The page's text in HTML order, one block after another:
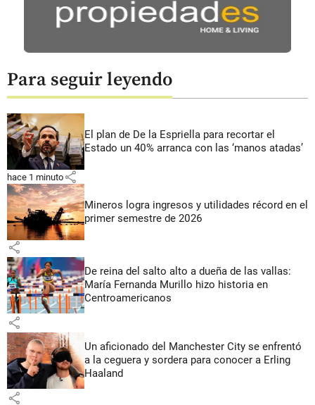
Para seguir leyendo
El plan de De la Espriella para recortar el
Estado un 40% arranca con las ‘manos atadas’
hace 1 minuto share
Mineros logra ingresos y utilidades récord en el
primer semestre de 2026
share
De reina del salto alto a dueña de las vallas:
María Fernanda Murillo hizo historia en
Centroamericanos
share
Un aficionado del Manchester City se enfrentó
a la ceguera y sordera para conocer a Erling
Haaland
share